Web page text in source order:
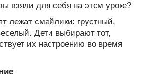
взяли для себя на этом уроке?
лежат смайлики: грустный,
Дети выбирают тот,
их настроению во время